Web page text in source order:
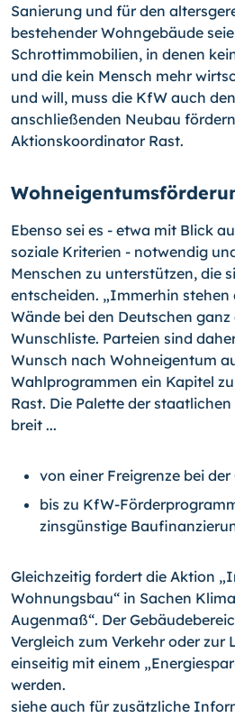
Sanierung und für den
bestehender Wohngebäude
Schrottimmobilien, in denen
und die kein Mensch mehr
und will, muss die KfW auch
anschließenden Neubau
Aktionskoordinator Rast.
Ebenso sei es - etwa mit Blick
soziale Kriterien - notwendig
Menschen zu unterstützen, die
entscheiden. „Immerhin stehen
Wände bei den Deutschen
Wunschliste. Parteien sind
Wunsch nach Wohneigentum
Wahlprogrammen ein Kapitel
Rast. Die Palette der
breit ...
von einer Freigrenze bei
bis zu KfW-
zinsgünstige
Gleichzeitig fordert die Aktion
Wohnungsbau“ in Sachen
Augenmaß“. Der
Vergleich zum Verkehr oder
einseitig mit einem
werden.
siehe auch für zusätzliche